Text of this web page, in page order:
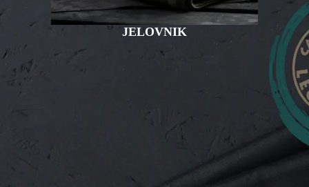
JELOVNIK